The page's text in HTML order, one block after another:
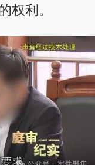
权利。